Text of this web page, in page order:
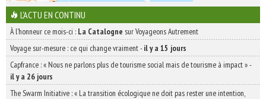
L'ACTU EN CONTINU
À l'honneur ce mois-ci : La Catalogne sur Voyageons Autrement
Voyage sur-mesure : ce qui change vraiment-il y a 15 jours
Capfrance : « Nous ne parlons plus de tourisme social mais de tourisme à impact »-
il y a 26 jours
The Swarm Initiative : « La transition écologique ne doit pas rester une intention,